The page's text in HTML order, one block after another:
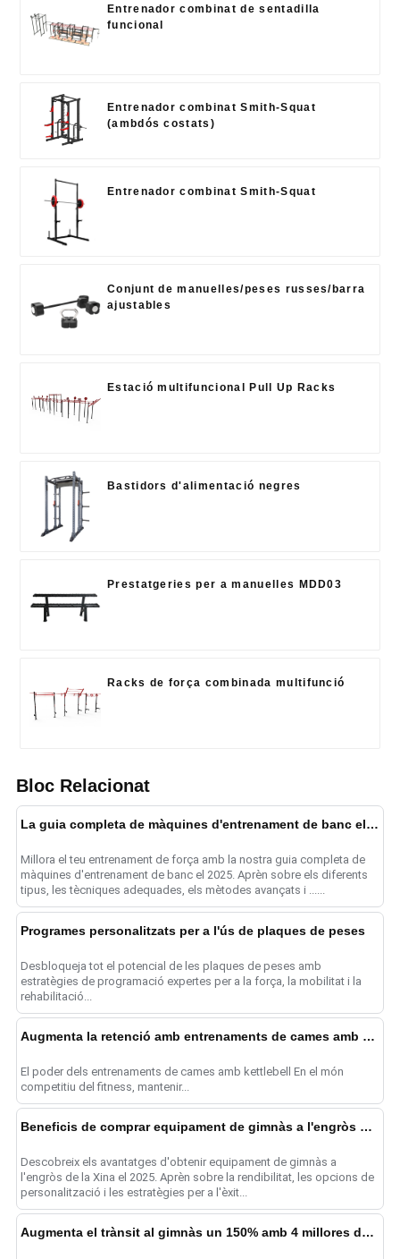
Entrenador combinat de sentadilla
funcional
Entrenador combinat Smith-Squat
(ambdós costats)
Entrenador combinat Smith-Squat
Conjunt de manuelles/peses russes/barra
ajustables
Estació multifuncional Pull Up Racks
Bastidors d'alimentació negres
Prestatgeries per a manuelles MDD03
Racks de força combinada multifunció
Bloc Relacionat
La guia completa de màquines d'entrenament de banc el 2025
Millora el teu entrenament de força amb la nostra guia completa de
màquines d'entrenament de banc el 2025. Aprèn sobre els diferents
tipus, les tècniques adequades, els mètodes avançats i ......
Programes personalitzats per a l'ús de plaques de peses
Desbloqueja tot el potencial de les plaques de peses amb
estratègies de programació expertes per a la força, la mobilitat i la
rehabilitació...
Augmenta la retenció amb entrenaments de cames amb kettlebell
El poder dels entrenaments de cames amb kettlebell En el món
competitiu del fitness, mantenir...
Beneficis de comprar equipament de gimnàs a l'engròs de la Xina
Descobreix els avantatges d'obtenir equipament de gimnàs a
l'engròs de la Xina el 2025. Aprèn sobre la rendibilitat, les opcions de
personalització i les estratègies per a l'èxit...
Augmenta el trànsit al gimnàs un 150% amb 4 millores de press de banca